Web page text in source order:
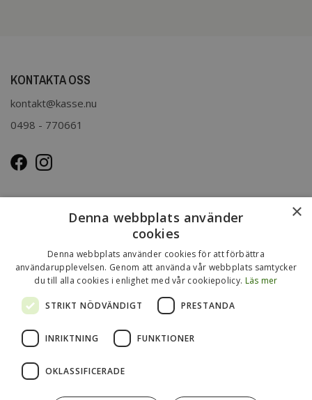
KONTAKTA OSS
kontakt@kasse.nu
0498 - 770661
Kasse.nu drivs och ägs av Immenco AB i Visby, Gotland.
Immenco AB har sedan 1979 bedrivit grossistförsäljning av
förpackningar, presentartiklar, vykort m.m. Mer om vårt
övriga sortiment finns
påwww.gotlandsgrossisten.seoch
×
Denna webbplats använder
cookies
Denna webbplats använder cookies för att förbättra
användarupplevelsen. Genom att använda vår webbplats samtycker
du till alla cookies i enlighet med vår cookiepolicy. Läs mer
STRIKT NÖDVÄNDIGT PRESTANDA
INRIKTNING FUNKTIONER
OKLASSIFICERADE